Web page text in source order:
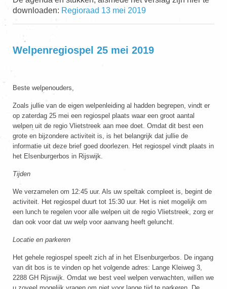
downloaden: Regioraad 13 mei 2019
Welpenregiospel 25 mei 2019
Beste welpenouders,
Zoals jullie van de eigen welpenleiding al hadden begrepen, vindt er
op zaterdag 25 mei een regiospel plaats waar een groot aantal
welpen uit de regio Vlietstreek aan mee doet. Omdat dit best een
grote en bijzondere activiteit is, is het belangrijk dat jullie de
informatie uit deze brief goed doorlezen. Het regiospel vindt plaats in
het Elsenburgerbos in Rijswijk.
Tijden
We verzamelen om 12:45 uur. Als uw speltak compleet is, begint de
activiteit. Het regiospel duurt tot 15:30 uur. Het is niet mogelijk om
een lunch te regelen voor alle welpen uit de regio Vlietstreek, zorg er
dan ook voor dat uw welp voor aanvang heeft geluncht.
Locatie en parkeren
Het gehele regiospel speelt zich af in het Elsenburgerbos. De ingang
van dit bos is te vinden op het volgende adres: Lange Kleiweg 3,
2288 GH Rijswijk. Omdat we best veel welpen verwachten, willen we